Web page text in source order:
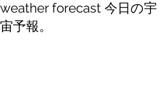
weather forecast 今日の宇
宙予報。